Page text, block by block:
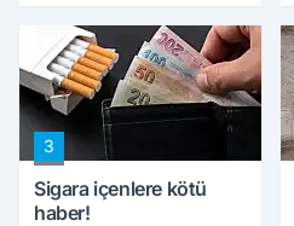
konuştu
3
Sigara içenlere kötü
haber!